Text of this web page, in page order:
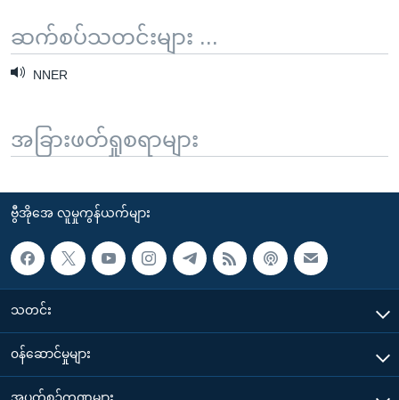
ဆက်စပ်သတင်းများ ...
NNER
အခြားဖတ်ရှုစရာများ
ဗွီအိုအေ လူမှုကွန်ယက်များ
သတင်း
၀န်ဆောင်မှုများ